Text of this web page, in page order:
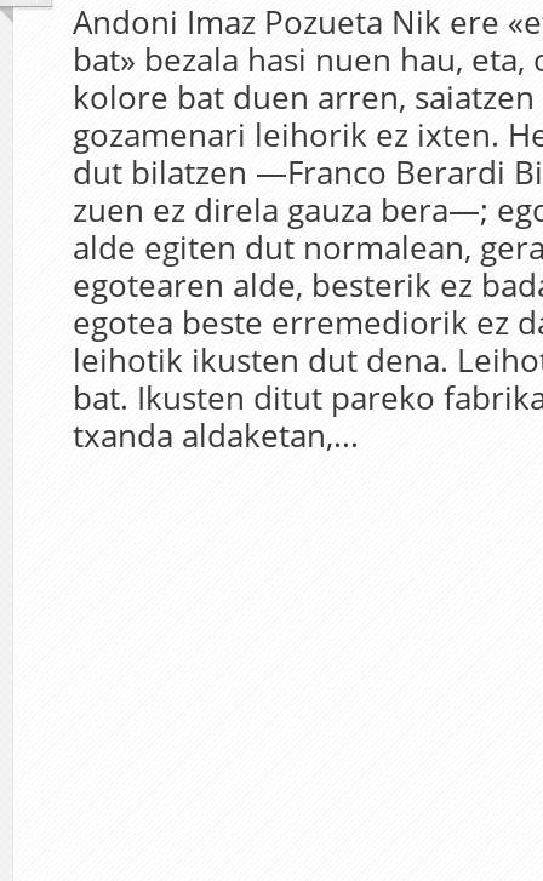
Andoni Imaz Pozueta Nik ere
bat» bezala hasi nuen hau, eta,
kolore bat duen arren, saiatzen
gozamenari leihorik ez ixten.
dut bilatzen —Franco Berardi
zuen ez direla gauza bera—;
alde egiten dut normalean,
egotearen alde, besterik ez
egotea beste erremediorik ez
leihotik ikusten dut dena.
bat. Ikusten ditut pareko
txanda aldaketan,...